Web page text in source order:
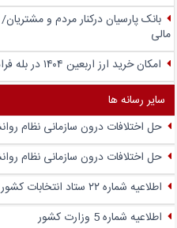
بانک پارسیان درکنار مردم و
مالی
امکان خرید ارز اربعین ۱۴۰۴ در بله فراهم است
سایر رسانه ها
حل اختلافات درون سازمانی نظام
حل اختلافات درون سازمانی نظام
اطلاعیه شماره ۲۲ ستاد انتخابات کشور - تمدید اخذ رای تا ساعت ۲۲
اطلاعیه شماره 5 وزارت کشور